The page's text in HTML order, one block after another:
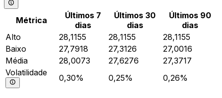
Métrica
Últimos 7
dias
Últimos 30
dias
Últimos 90
dias
Alto
28,1155 28,1155
28,1155
Baixo
27,7918 27,3126
27,0016
Média
28,0073 27,6276
27,3717
Volatilidade
0,30% 0,25% 0,26%